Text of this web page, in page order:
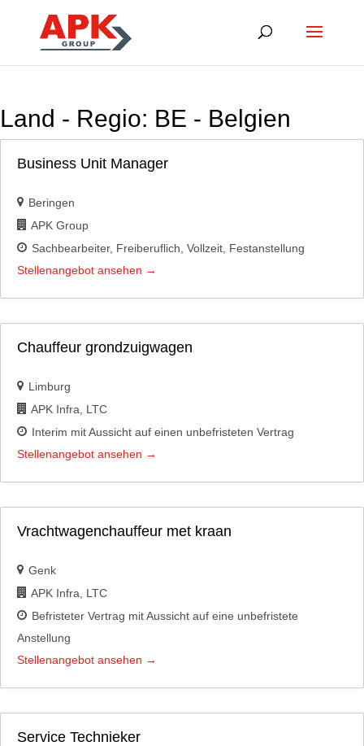
Land - Regio: BE - Belgien
Business Unit Manager
Beringen
APK Group
Sachbearbeiter Freiberuflich Vollzeit Festanstellung
Stellenangebot ansehen
Chauffeur grondzuigwagen
Limburg
APK Infra
LTC
Interim mit Aussicht auf einen unbefristeten Vertrag
Stellenangebot ansehen
Vrachtwagenchauffeur met kraan
Genk
APK Infra
LTC
Befristeter Vertrag mit Aussicht auf eine unbefristete
Anstellung
Stellenangebot ansehen
Service Technieker